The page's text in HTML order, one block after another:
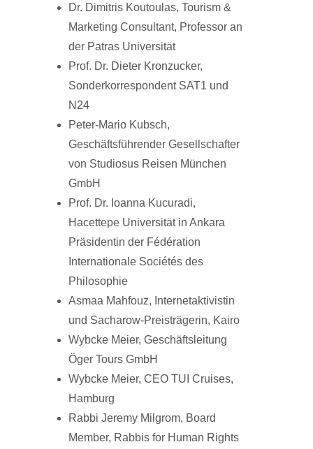
Dr. Dimitris Koutoulas, Tourism &
Marketing Consultant, Professor an
der Patras Universität
Prof. Dr. Dieter Kronzucker,
Sonderkorrespondent SAT1 und
N24
Peter-Mario Kubsch,
Geschäftsführender Gesellschafter
von Studiosus Reisen München
GmbH
Prof. Dr. Ioanna Kucuradi,
Hacettepe Universität in Ankara
Präsidentin der Fédération
Internationale Sociétés des
Philosophie
Asmaa Mahfouz, Internetaktivistin
und Sacharow-Preisträgerin, Kairo
Wybcke Meier, Geschäftsleitung
Öger Tours GmbH
Wybcke Meier, CEO TUI Cruises,
Hamburg
Rabbi Jeremy Milgrom, Board
Member, Rabbis for Human Rights